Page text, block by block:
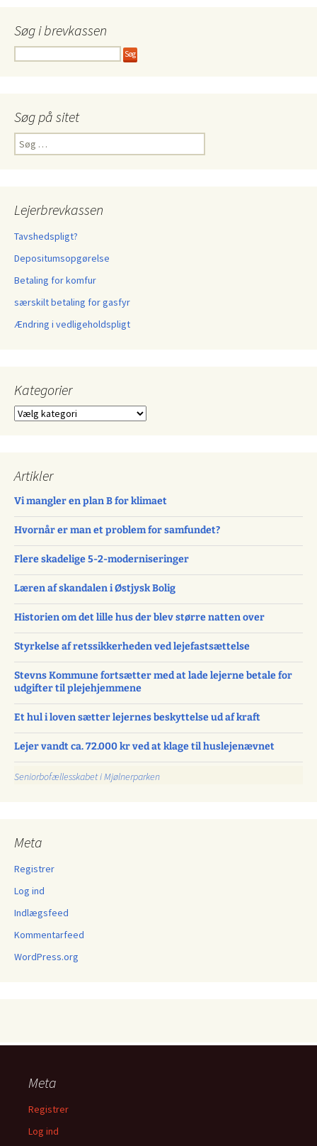
Søg i brevkassen
Søg på sitet
Søg
efter:
Lejerbrevkassen
Tavshedspligt?
Depositumsopgørelse
Betaling for komfur
særskilt betaling for gasfyr
Ændring i vedligeholdspligt
Kategorier
Kategorier
Artikler
Vi mangler en plan B for klimaet
Hvornår er man et problem for samfundet?
Flere skadelige 5-2-moderniseringer
Læren af skandalen i Østjysk Bolig
Historien om det lille hus der blev større natten over
Styrkelse af retssikkerheden ved lejefastsættelse
Stevns Kommune fortsætter med at lade lejerne betale for
udgifter til plejehjemmene
Et hul i loven sætter lejernes beskyttelse ud af kraft
Lejer vandt ca. 72.000 kr ved at klage til huslejenævnet
Seniorbofællesskabet i Mjølnerparken
Meta
Registrer
Log ind
Indlægsfeed
Kommentarfeed
WordPress.org
Meta
Registrer
Log ind